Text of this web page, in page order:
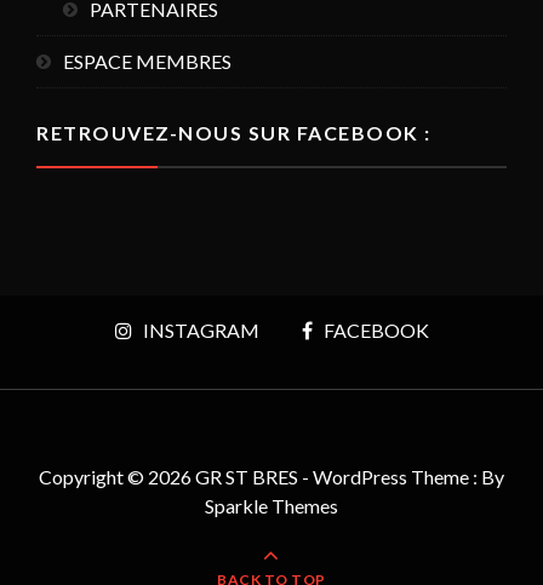
PARTENAIRES
ESPACE MEMBRES
RETROUVEZ-NOUS SUR FACEBOOK :
INSTAGRAM FACEBOOK
Copyright © 2026 GR ST BRES - WordPress Theme : By
Sparkle Themes
BACK TO TOP